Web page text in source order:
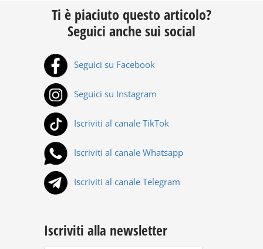
Ti è piaciuto questo articolo?
Seguici anche sui social
Seguici su Facebook
Seguici su Instagram
Iscriviti al canale TikTok
Iscriviti al canale Whatsapp
Iscriviti al canale Telegram
Iscriviti alla newsletter